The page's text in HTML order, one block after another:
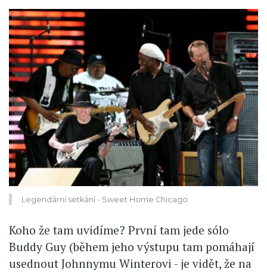
Legendární setkání - Sweet Home Chicago
Koho že tam uvidíme? První tam jede sólo
Buddy Guy (během jeho výstupu tam pomáhají
usednout Johnnymu Winterovi - je vidět, že na